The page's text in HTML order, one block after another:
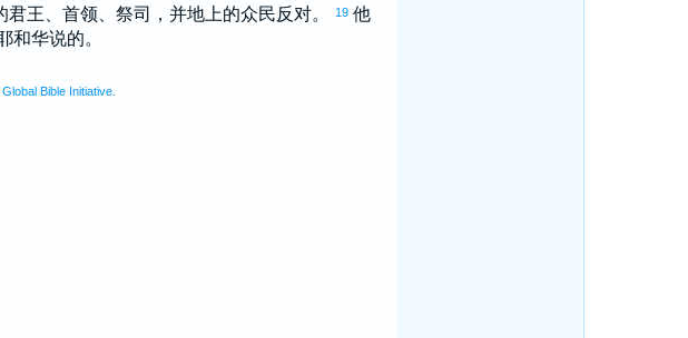
君王、首领、祭司，并地上的众民反对。 19 他
和华说的。
Bible Initiative.